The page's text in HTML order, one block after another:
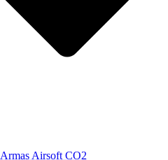
Armas Airsoft CO2